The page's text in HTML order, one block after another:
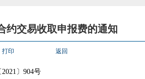
约交易收取申报费的通知
打印 返回
〕904号